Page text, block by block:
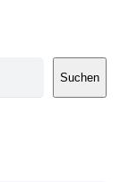
Suchen